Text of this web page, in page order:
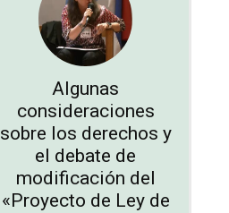
Algunas
consideraciones
sobre los derechos y
el debate de
modificación del
«Proyecto de Ley de